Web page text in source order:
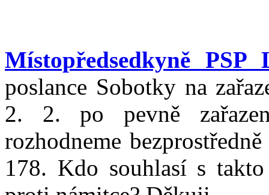
Místopředsedkyně PSP
poslance Sobotky na
2. 2. po pevně
rozhodneme
178. Kdo souhlasí s